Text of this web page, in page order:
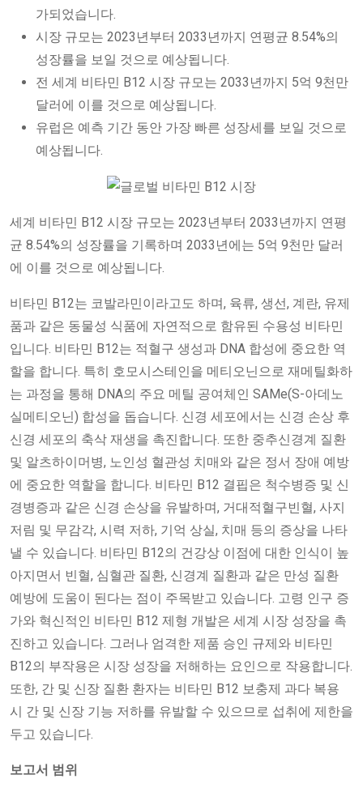
가되었습니다.
시장 규모는 2023년부터 2033년까지 연평균 8.54%의
성장률을 보일 것으로 예상됩니다.
전 세계 비타민 B12 시장 규모는 2033년까지 5억 9천만
달러에 이를 것으로 예상됩니다.
유럽은 예측 기간 동안 가장 빠른 성장세를 보일 것으로
예상됩니다.
세계 비타민 B12 시장 규모는 2023년부터 2033년까지 연평
균 8.54%의 성장률을 기록하며 2033년에는 5억 9천만 달러
에 이를 것으로 예상됩니다.
비타민 B12는 코발라민이라고도 하며, 육류, 생선, 계란, 유제
품과 같은 동물성 식품에 자연적으로 함유된 수용성 비타민
입니다. 비타민 B12는 적혈구 생성과 DNA 합성에 중요한 역
할을 합니다. 특히 호모시스테인을 메티오닌으로 재메틸화하
는 과정을 통해 DNA의 주요 메틸 공여체인 SAMe(S-아데노
실메티오닌) 합성을 돕습니다. 신경 세포에서는 신경 손상 후
신경 세포의 축삭 재생을 촉진합니다. 또한 중추신경계 질환
및 알츠하이머병, 노인성 혈관성 치매와 같은 정서 장애 예방
에 중요한 역할을 합니다. 비타민 B12 결핍은 척수병증 및 신
경병증과 같은 신경 손상을 유발하며, 거대적혈구빈혈, 사지
저림 및 무감각, 시력 저하, 기억 상실, 치매 등의 증상을 나타
낼 수 있습니다. 비타민 B12의 건강상 이점에 대한 인식이 높
아지면서 빈혈, 심혈관 질환, 신경계 질환과 같은 만성 질환
예방에 도움이 된다는 점이 주목받고 있습니다. 고령 인구 증
가와 혁신적인 비타민 B12 제형 개발은 세계 시장 성장을 촉
진하고 있습니다. 그러나 엄격한 제품 승인 규제와 비타민
B12의 부작용은 시장 성장을 저해하는 요인으로 작용합니다.
또한, 간 및 신장 질환 환자는 비타민 B12 보충제 과다 복용
시 간 및 신장 기능 저하를 유발할 수 있으므로 섭취에 제한을
두고 있습니다.
보고서 범위